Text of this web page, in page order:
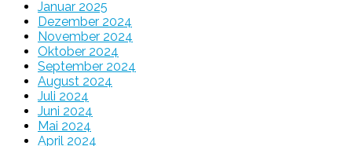
Januar 2025
Dezember 2024
November 2024
Oktober 2024
September 2024
August 2024
Juli 2024
Juni 2024
Mai 2024
April 2024